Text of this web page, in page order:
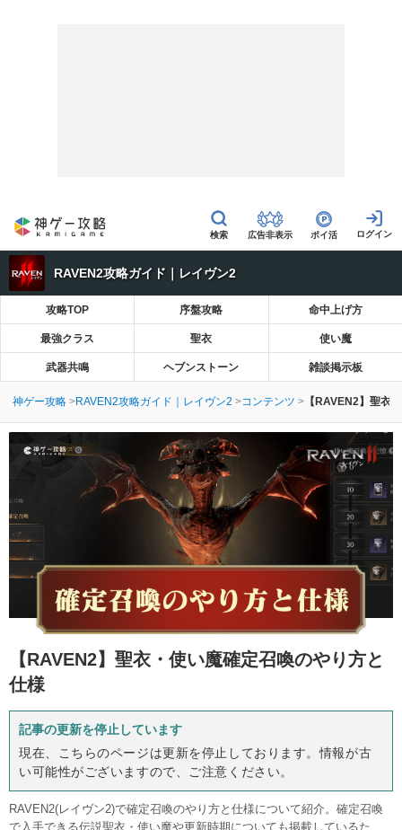
広告非表示 ポイ活
RAVEN2攻略ガイド｜レイヴン2
攻略TOP 序盤攻略 命中上げ方
最強クラス 聖衣 使い魔
武器共鳴 ヘブンストーン 雑談掲示板
神ゲー攻略 RAVEN2攻略ガイド｜レイヴン2 コンテンツ 【RAVEN2】聖衣
【RAVEN2】 聖衣・使い魔確定召喚のやり方と
仕様
記事の更新を停止しています
現在、こちらのページは更新を停止しております。情報が古
い可能性がございますので、ご注意ください。
RAVEN2(レイヴン2)で確定召喚のやり方と仕様について紹介。確定召喚
で入手できる伝説聖衣・使い魔や更新時期についても掲載しているた